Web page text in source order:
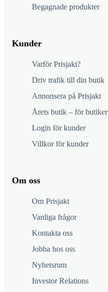
Begagnade produkter
Kunder
Varför Prisjakt?
Driv trafik till din butik
Annonsera på Prisjakt
Årets butik – för butiker
Login för kunder
Villkor för kunder
Om oss
Om Prisjakt
Vanliga frågor
Kontakta oss
Jobba hos oss
Nyhetsrum
Investor Relations